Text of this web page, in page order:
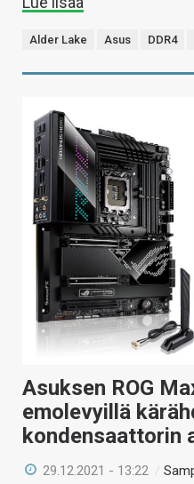
Alder Lake Asus DDR4
Asuksen ROG
emolevyillä
kondensaattorin
29.12.2021 - 13:22 /